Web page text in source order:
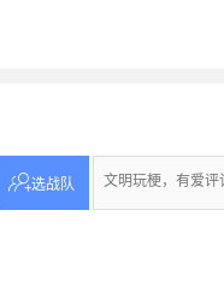
选战队